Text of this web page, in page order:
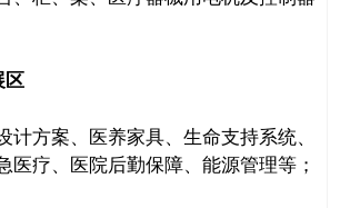
区
计方案、医养家具、生命支持系统、
医疗、医院后勤保障、能源管理等；